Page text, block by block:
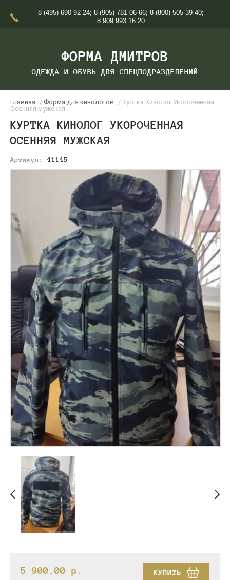
8 (495) 690-92-24; 8 (905) 781-06-66; 8 (800) 505-39-40;
8 909 993 16 20
ФОРМА ДМИТРОВ
ОДЕЖДА И ОБУВЬ ДЛЯ СПЕЦПОДРАЗДЕЛЕНИЙ
Главная / Форма для кинологов
/ Куртка Кинолог Укороченная
Осенняя мужская
КУРТКА КИНОЛОГ УКОРОЧЕННАЯ
ОСЕННЯЯ МУЖСКАЯ
Артикул: 41145
5 900.00 p. КУПИТЬ